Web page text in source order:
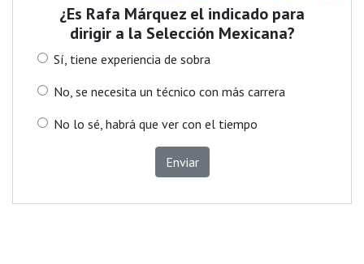
¿Es Rafa Márquez el indicado para
dirigir a la Selección Mexicana?
Sí, tiene experiencia de sobra
No, se necesita un técnico con más carrera
No lo sé, habrá que ver con el tiempo
Enviar